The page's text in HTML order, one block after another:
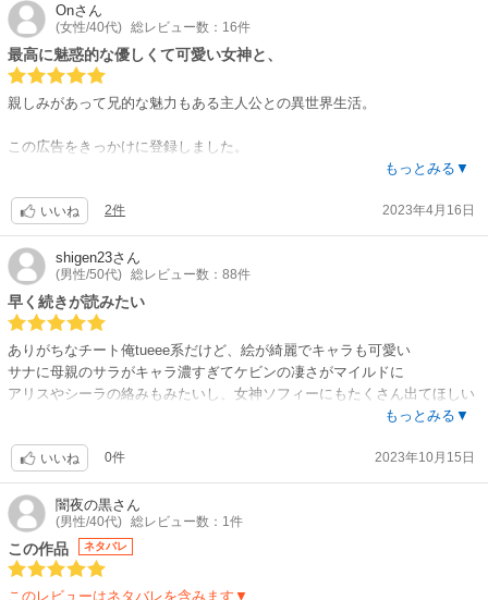
Onさん
(女性/40代) 総レビュー数：16件
最高に魅惑的な優しくて可愛い女神と、
親しみがあって兄的な魅力もある主人公との異世界生活。
この広告をきっかけに登録しました。
愛らしさと色っぽさと美しさとお茶目さを持ち合わせた心優しい女神様で
お風呂の場面最高です。
全ての場面が最高です。
この2人なら最終回まで読めるかもってくらい魅力的で、何度でも読めま
す。
今後も応援しております。
もっとみる▼
いいね 2件 2023年4月16日
shigen23さん
(男性/50代) 総レビュー数：88件
早く続きが読みたい
ありがちなチート俺tueee系だけど、絵が綺麗でキャラも可愛い
サナに母親のサラがキャラ濃すぎてケビンの凄さがマイルドに
アリスやシーラの絡みもみたいし、女神ソフィーにもたくさん出てほしい
もっとみる▼
いいね 0件 2023年10月15日
闇夜の黒さん
(男性/40代) 総レビュー数：1件
この作品 ネタバレ
このレビューはネタバレを含みます▼